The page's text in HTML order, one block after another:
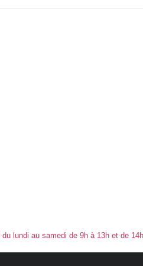
du lundi au samedi de 9h à 13h et de